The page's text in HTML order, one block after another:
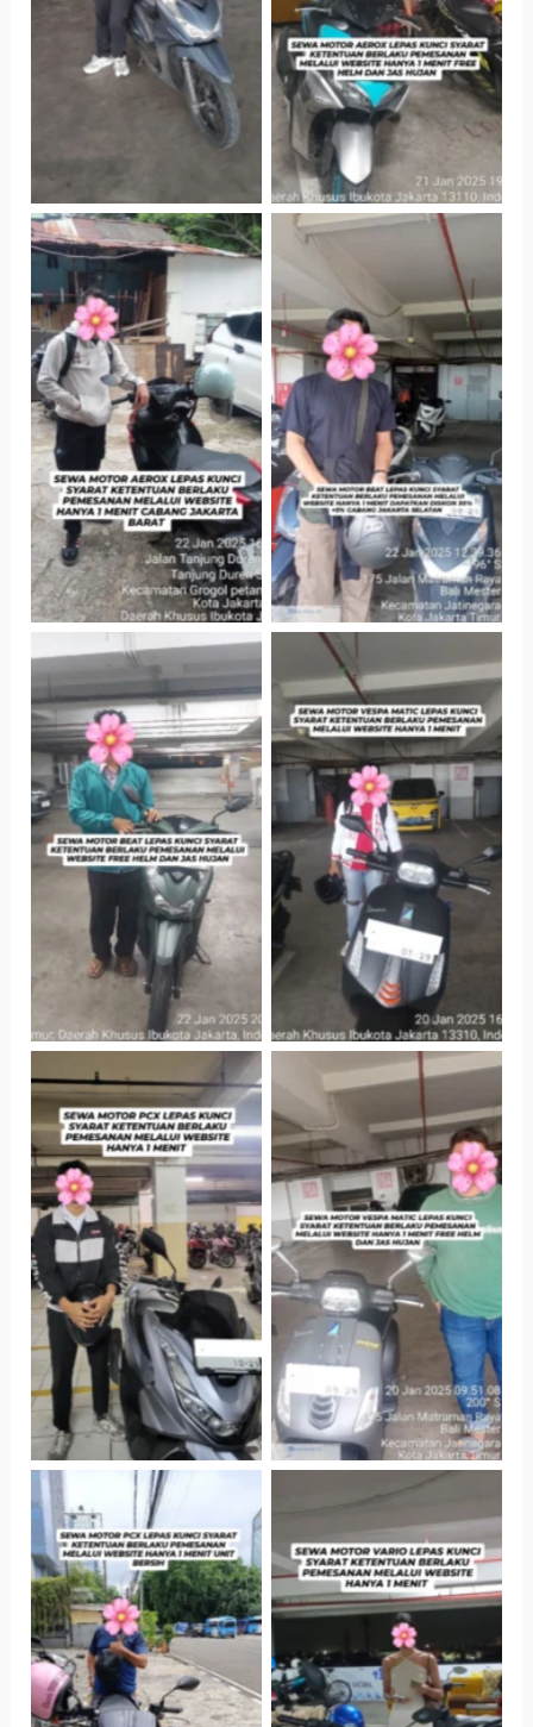
Parkir P6A
Parkir P6A
Cabang Jakarta
Barat
Cityplaza
Jatinegara Gedung
Parkir P6A
Cityplaza
Jatinegara Gedung
Parkir P6A
Cityplaza
Jatinegara Gedung
Parkir P6A
Hotel Kartika
Chandra, Jakarta
Selatan
Cityplaza
Jatinegara Gedung
Parkir P6A
Antar Jemput
Kendaraan
Cityplaza
Jatinegara Gedung
Parkir P6A